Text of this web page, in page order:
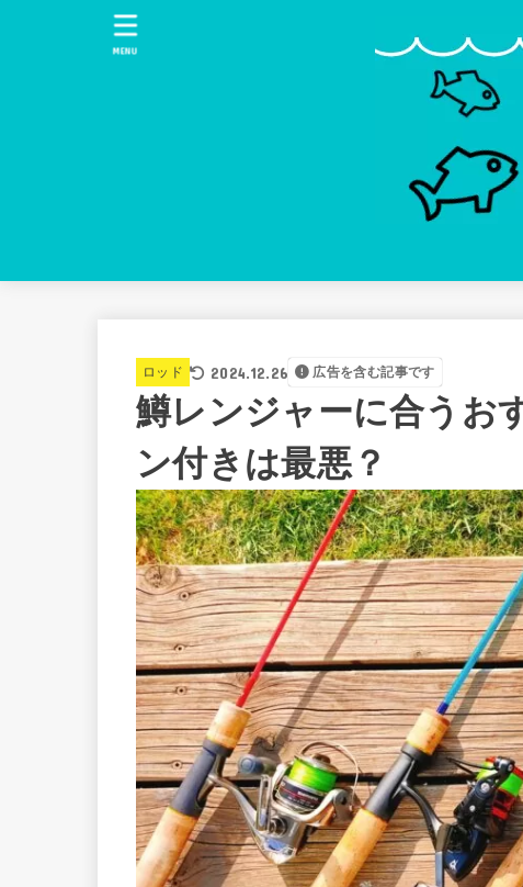
MENU
ロッド 2024.12.26 広告を含む記事です
鱒レンジャーに合うお
ン付きは最悪？